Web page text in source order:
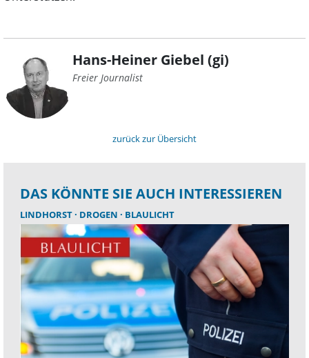
Hans-Heiner Giebel (gi)
Freier Journalist
zurück zur Übersicht
DAS KÖNNTE SIE AUCH INTERESSIEREN
LINDHORST DROGEN BLAULICHT